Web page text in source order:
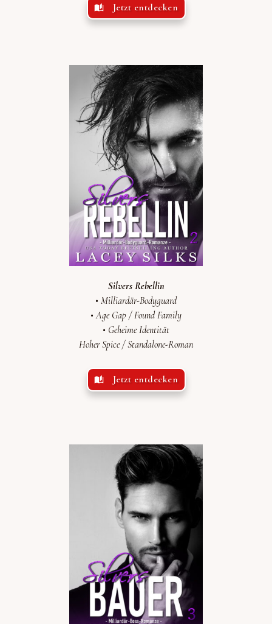
Jetzt entdecken
Silvers Rebellin
• Milliardär-Bodyguard
• Age Gap / Found Family
• Geheime Identität
Hoher Spice /Standalone-Roman
Jetzt entdecken